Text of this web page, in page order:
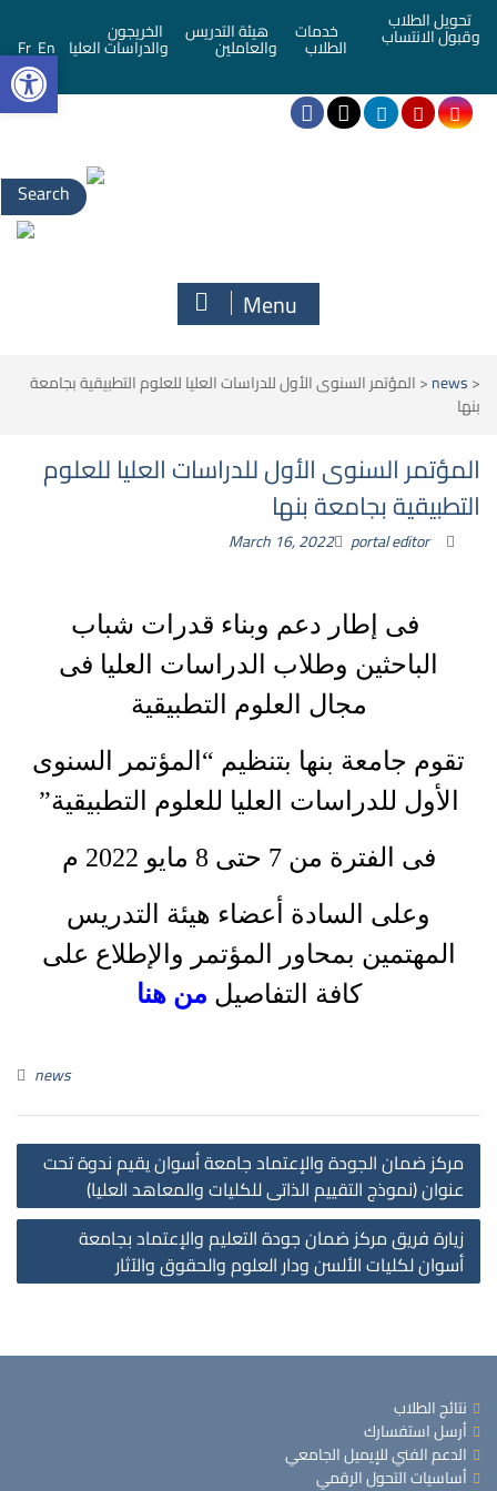
تحويل الطلاب
وقبول الانتساب خدمات
الطلاب
هيئة التدريس
والعاملين
الخريجون
والدراسات العليا En
Fr
Menu
<
news
<المؤتمر السنوى الأول للدراسات العليا للعلوم التطبيقية بجامعة
بنها
المؤتمر السنوى الأول للدراسات العليا للعلوم
التطبيقية بجامعة بنها
March 16, 2022 portal editor
فى إطار دعم وبناء قدرات شباب
الباحثين وطلاب الدراسات العليا فى
مجال العلوم التطبيقية
تقوم جامعة بنها بتنظيم “المؤتمر السنوى
الأول للدراسات العليا للعلوم التطبيقية”
فى الفترة من 7 حتى 8 مايو 2022 م
وعلى السادة أعضاء هيئة التدريس
المهتمين بمحاور المؤتمر والإطلاع على
كافة التفاصيل من هنا
news
مركز ضمان الجودة والإعتماد جامعة أسوان يقيم ندوة تحت
عنوان (نموذج التقييم الذاتى للكليات والمعاهد العليا)
زيارة فريق مركز ضمان جودة التعليم والإعتماد بجامعة
أسوان لكليات الألسن ودار العلوم والحقوق والآثار
نتائج الطلاب
أرسل استفسارك
الدعم الفني للإيميل الجامعي
أساسيات التحول الرقمي